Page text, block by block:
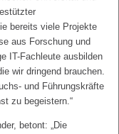
bereits viele Projekte
aus Forschung und
IT-Fachleute ausbilden
wir dringend brauchen.
und Führungskräfte
zu begeistern.“
betont: „Die